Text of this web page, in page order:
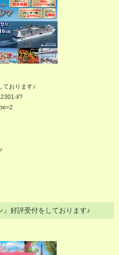
ております♪
I/?
好評受付をしております♪